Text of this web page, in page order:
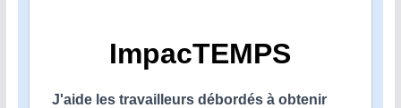
ImpacTEMPS
J'aide les travailleurs débordés à obtenir